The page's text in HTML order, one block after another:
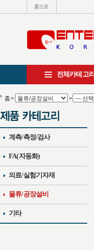
홈으로
전체카테고리
홈> >
계측/측정/검사
FA(자동화)
의료/실험기자재
물류/공장설비
기타